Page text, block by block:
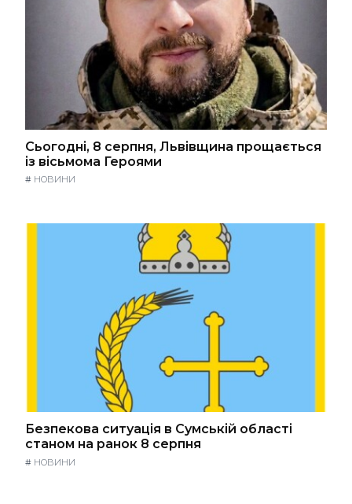
Сьогодні, 8 серпня, Львівщина прощається
із вісьмома Героями
# НОВИНИ
Безпекова ситуація в Сумській області
станом на ранок 8 серпня
# НОВИНИ